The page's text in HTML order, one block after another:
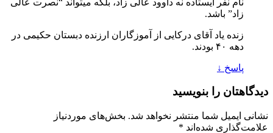
نام نفر ایستاده نه‌ داوود عالی‌ زاد، بلکه میتواند “نصرت عالی‌
زاد” باشد.
زنده یاد آقای درکایی از آموزگاران ارزنده دبستان حکیمی در
دهه ۴۰ بودند.
پاسخ ↓
دیدگاهتان را بنویسید
نشانی ایمیل شما منتشر نخواهد شد. بخش‌های موردنیاز
علامت‌گذاری شده‌اند *